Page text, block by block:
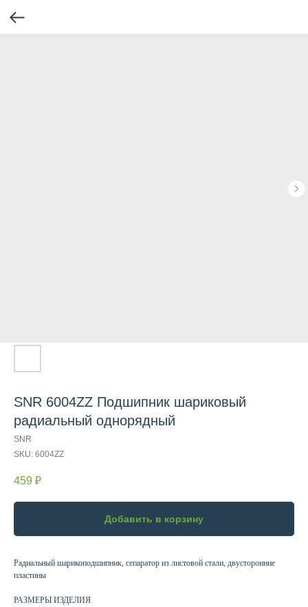
SNR 6004ZZ Подшипник шариковый
радиальный однорядный
SNR
SKU: 6004ZZ
459 ₽
Добавить в корзину
Радиальный шарикоподшипник, сепаратор из листовой стали, двусторонние
пластины
РАЗМЕРЫ ИЗДЕЛИЯ